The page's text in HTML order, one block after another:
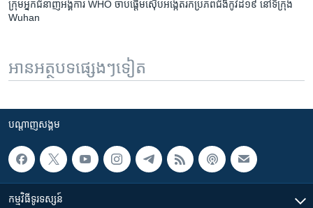
ក្រុម​អ្នក​ជំនាញ​អង្គការ WHO ចាប់ផ្តើម​ស៊ើប​អង្កេត​រក​ប្រភព​ជំងឺ​កូវីដ១៩ នៅ​ទីក្រុង
Wuhan
អានអត្ថបទផ្សេងៗទៀត
បណ្តាញ​សង្គម
កម្មវិធី​ទូរទស្សន៍